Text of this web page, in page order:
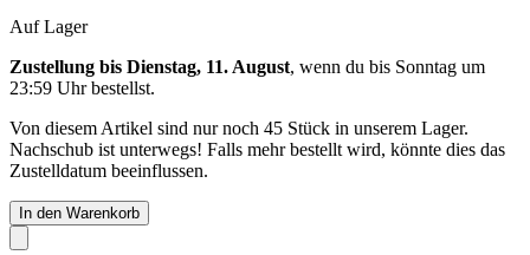
Auf Lager
Zustellung bis Dienstag, 11. August, wenn du bis Sonntag um
23:59 Uhrbestellst.
Von diesem Artikel sind nur noch 45 Stück in unserem Lager.
Nachschub ist unterwegs! Falls mehr bestellt wird, könnte dies das
Zustelldatum beeinflussen.
In den Warenkorb